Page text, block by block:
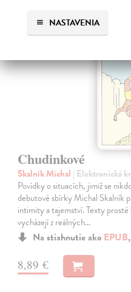
NASTAVENIA
Chudinkové
Skalník Michal | Elektronická
Povídky o situacích, jimiž se
debutové sbírky Michal Skalník
intimity a tajemství. Texty
vycházejí z reálných…
Na stiahnutie ako EPUB,
8,89 €